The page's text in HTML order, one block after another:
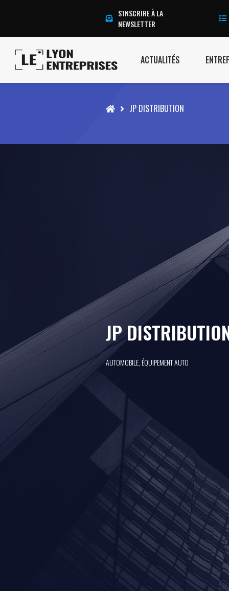
S'INSCRIRE À LA
NEWSLETTER
ACTUALITÉS
Accueil JP DISTRIBUTION
JP
AUTOMOBILE, ÉQUIPEMENT AUTO